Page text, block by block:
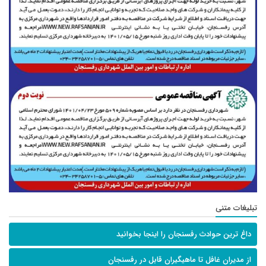
تبلیغات متنی
داغ ترین حوادث رفسنجان را اینجا بخوانید
از مدیران غافل تا ماهیگیران قابل در رفسنجان